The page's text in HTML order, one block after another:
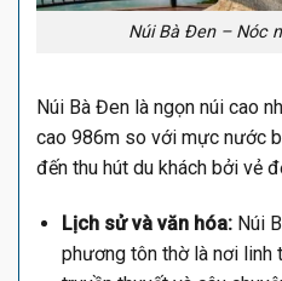
Núi Bà Đen – Nóc
Núi Bà Đen là ngọn núi cao
cao 986m so với mực nước
đến thu hút du khách bởi vẻ
Lịch sử và văn hóa:Núi
phương tôn thờ là nơi linh